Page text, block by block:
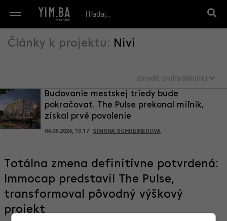
Články k projektu: Nivi
zoradiť: podľa dátumu
Budovanie mestskej triedy bude
pokračovať. The Pulse prekonal míľnik,
získal prvé povolenie
04.06.2026, 13:17 SIMONA SCHREINEROVÁ
Totálna zmena definitívne potvrdená:
Immocap predstavil The Pulse,
transformoval pôvodný výškový
projekt